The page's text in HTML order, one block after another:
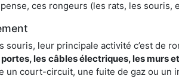
pense, ces rongeurs (les rats, les
souris, leur principale activité c’est de
les câbles électriques, les murs
un court-circuit, une fuite de gaz ou un